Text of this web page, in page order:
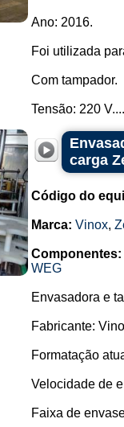
Ano: 2016.
Foi utilizada
Com tampador.
Tensão: 220 V....
carga
Código do
Marca: Vinox,
Componentes:
WEG
Envasadora e
Fabricante:
Formatação
Velocidade de
Faixa de